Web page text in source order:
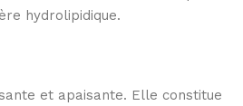
hydrolipidique.
et apaisante. Elle constitue